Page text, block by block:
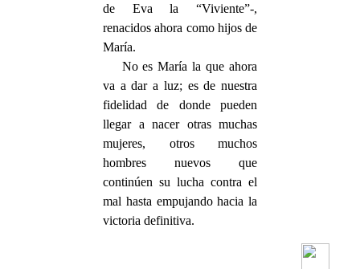
de Eva la “Viviente”-,
renacidos ahora como hijos de
María.
No es María la que ahora
va a dar a luz; es de nuestra
fidelidad de donde pueden
llegar a nacer otras muchas
mujeres, otros muchos
hombres nuevos que
continúen su lucha contra el
mal hasta empujando hacia la
victoria definitiva.